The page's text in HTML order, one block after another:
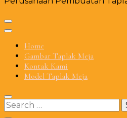
Home
Gambar Taplak Meja
Kontak Kami
Model Taplak Meja
Search
for: